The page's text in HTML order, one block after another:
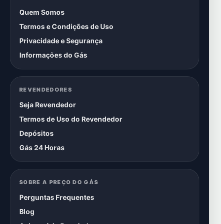
Quem Somos
Termos e Condições de Uso
Privacidade e Segurança
Informações do Gás
REVENDEDORES
Seja Revendedor
Termos de Uso do Revendedor
Depósitos
Gás 24 Horas
SOBRE A PREÇO DO GÁS
Perguntas Frequentes
Blog